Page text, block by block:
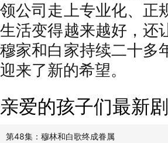
领公司走上专业化、正
生活变得越来越好，还
穆家和白家持续二十多
迎来了新的希望。
亲爱的孩子们最新
第48集：穆林和白歌终成眷属